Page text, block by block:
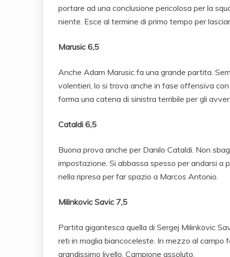
portare ad una conclusione pericolosa per la
niente. Esce al termine di primo tempo per
Marusic 6,5
Anche Adam Marusic fa una grande partita.
volentieri, lo si trova anche in fase offensiva
forma una catena di sinistra terribile per gli
Cataldi 6,5
Buona prova anche per Danilo Cataldi. Non
impostazione. Si abbassa spesso per andarsi a
nella ripresa per far spazio a Marcos Antonio.
Milinkovic Savic 7,5
Partita gigantesca quella di Sergej Milinkovic
reti in maglia biancoceleste. In mezzo al campo
grandissimo livello. Campione assoluto.